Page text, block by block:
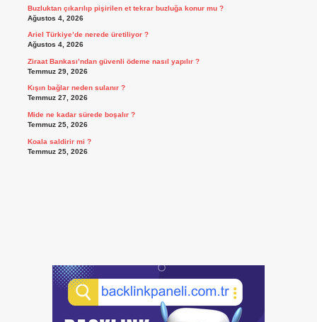
Buzluktan çıkarılıp pişirilen et tekrar buzluğa konur mu ?
Ağustos 4, 2026
Ariel Türkiye’de nerede üretiliyor ?
Ağustos 4, 2026
Ziraat Bankası’ndan güvenli ödeme nasıl yapılır ?
Temmuz 29, 2026
Kışın bağlar neden sulanır ?
Temmuz 27, 2026
Mide ne kadar sürede boşalır ?
Temmuz 25, 2026
Koala saldirir mi ?
Temmuz 25, 2026